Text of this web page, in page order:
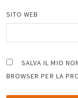
SITO WEB
SALVA IL MIO
BROWSER PER LA